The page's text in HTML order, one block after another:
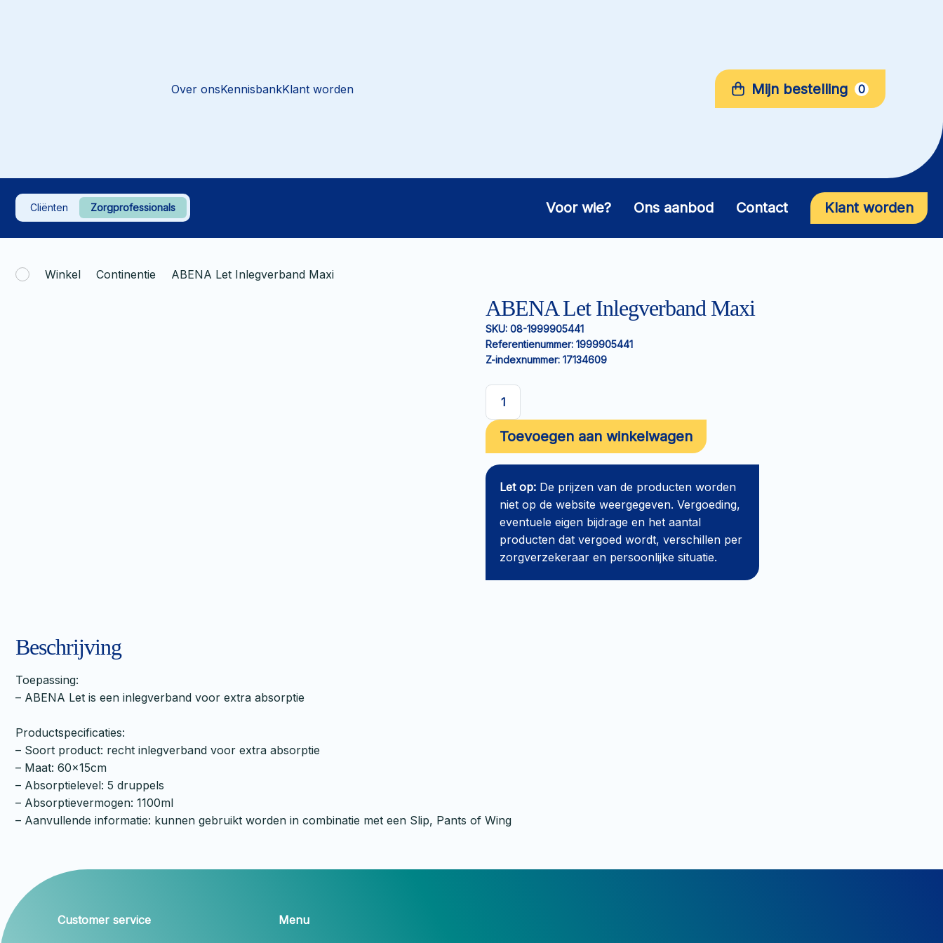
Over onsKennisbankKlant worden Mijn bestelling 0
Cliënten Zorgprofessionals Voor wie? Ons aanbod Contact Klant worden
Winkel Continentie ABENA Let Inlegverband Maxi
ABENA Let Inlegverband Maxi
SKU: 08-1999905441
Referentienummer: 1999905441
Z-indexnummer: 17134609
ABENA
Let
Inlegverband
Maxi
aantal
Toevoegen aan winkelwagen
Let op: De prijzen van de producten worden
niet op de website weergegeven. Vergoeding,
eventuele eigen bijdrage en het aantal
producten dat vergoed wordt, verschillen per
zorgverzekeraar en persoonlijke situatie.
Beschrijving
Toepassing:
– ABENA Let is een inlegverband voor extra absorptie
Productspecificaties:
– Soort product: recht inlegverband voor extra absorptie
– Maat: 60x15cm
– Absorptielevel: 5 druppels
– Absorptievermogen: 1100ml
– Aanvullende informatie: kunnen gebruikt worden in combinatie met een Slip, Pants of Wing
Customer service Menu